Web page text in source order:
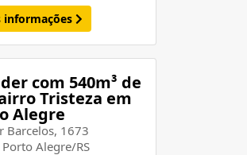
informações
com 540m³ de
Tristeza em
Alegre
Barcelos, 1673
Alegre/RS